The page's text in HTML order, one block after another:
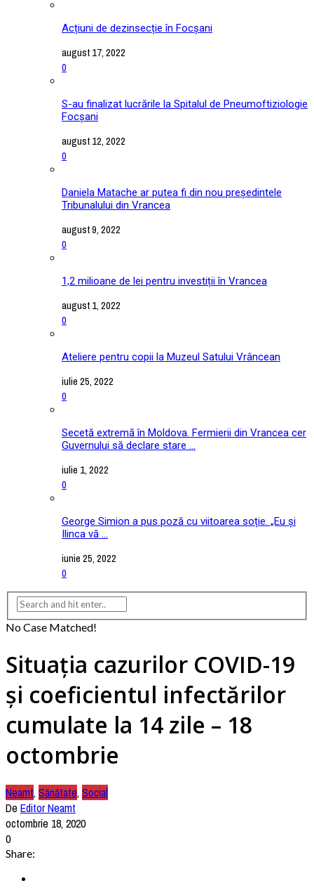
Acțiuni de dezinsecție în Focșani
august 17, 2022
0
S-au finalizat lucrările la Spitalul de Pneumoftiziologie
Focșani
august 12, 2022
0
Daniela Matache ar putea fi din nou președintele
Tribunalului din Vrancea
august 9, 2022
0
1,2 milioane de lei pentru investiții în Vrancea
august 1, 2022
0
Ateliere pentru copii la Muzeul Satului Vrâncean
iulie 25, 2022
0
Secetă extremă în Moldova. Fermierii din Vrancea cer
Guvernului să declare stare ...
iulie 1, 2022
0
George Simion a pus poză cu viitoarea soție. „Eu și
Ilinca vă ...
iunie 25, 2022
0
No Case Matched!
Situația cazurilor COVID-19
și coeficientul infectărilor
cumulate la 14 zile – 18
octombrie
Neamt, Sănătate, Social
De Editor Neamt
octombrie 18, 2020
0
Share: